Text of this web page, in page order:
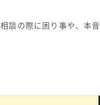
談の際に困り事や、本音